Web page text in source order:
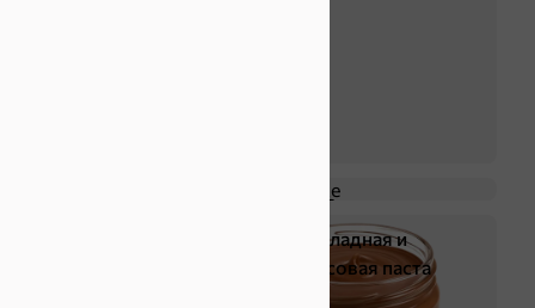
Драже
Шоколадная и
арахисовая паста